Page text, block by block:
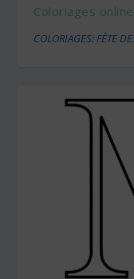
Coloriages
COLORIAGES: FÊTE